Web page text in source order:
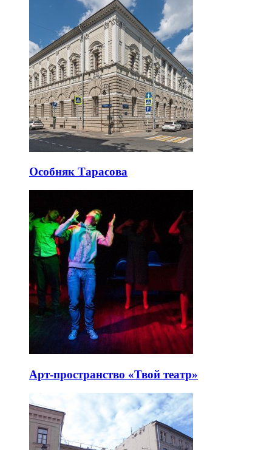
Особняк Тарасова
Арт-пространство «Твой театр»